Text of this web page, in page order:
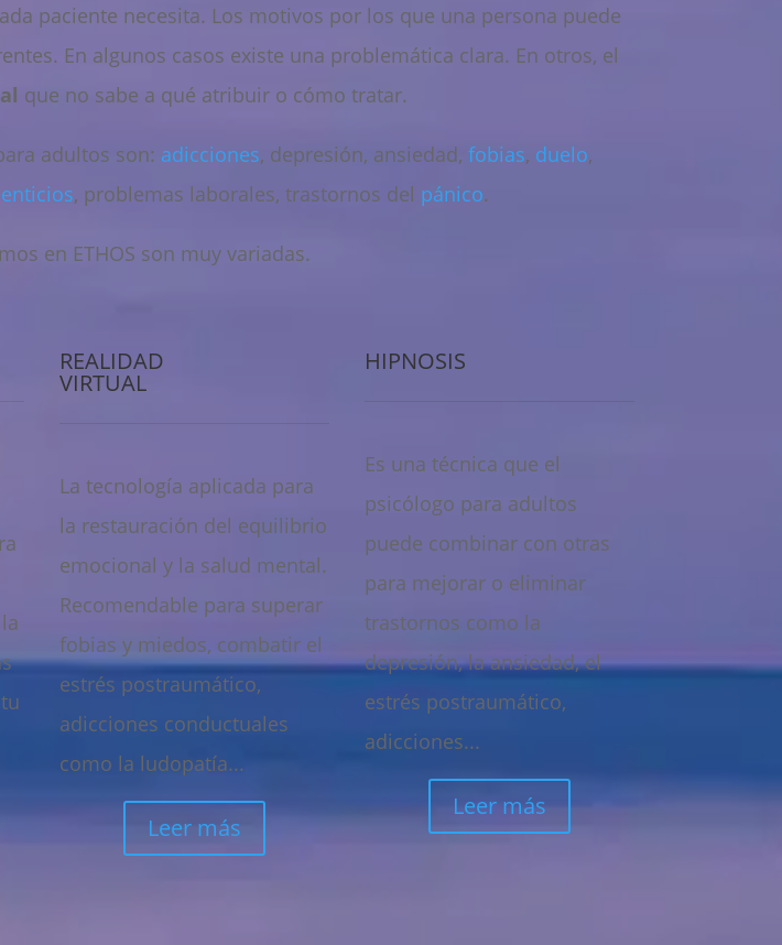
paciente necesita. Los motivos por los que una persona puede
En algunos casos existe una problemática clara. En otros, el
que no sabe a qué atribuir o cómo tratar.
adultos son: adicciones, depresión, ansiedad, fobias, duelo,
, problemas laborales, trastornos del pánico.
en ETHOS son muy variadas.
REALIDAD
VIRTUAL
La tecnología aplicada para
la restauración del equilibrio
emocional y la salud mental.
Recomendable para superar
fobias y miedos, combatir el
estrés postraumático,
adicciones conductuales
como la ludopatía...
Leer más
HIPNOSIS
Es una técnica que el
psicólogo para adultos
puede combinar con otras
para mejorar o eliminar
trastornos como la
depresión, la ansiedad, el
estrés postraumático,
adicciones...
Leer más